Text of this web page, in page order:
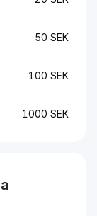
50 SEK
100 SEK
1000 SEK